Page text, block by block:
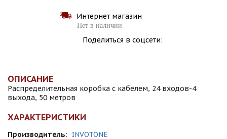
Интернет магазин
Нет в наличии
Поделиться в соцсети:
ОПИСАНИЕ
Распределительная коробка с кабелем, 24 входов-4
выхода, 50 метров
ХАРАКТЕРИСТИКИ
Производитель: INVOTONE